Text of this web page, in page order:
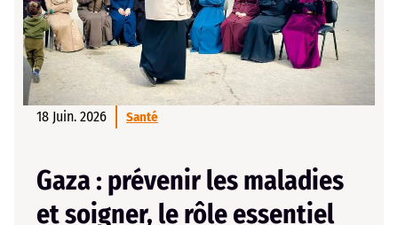
18 Juin. 2026 Santé
Gaza : prévenir les maladies
et soigner, le rôle essentiel